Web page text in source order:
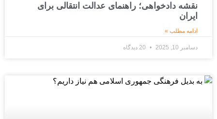
نقشه دادخواهی؛ راهنمای عدالت انتقالی برای
ایران
ادامه مطلب »
دسامبر 10, 2025